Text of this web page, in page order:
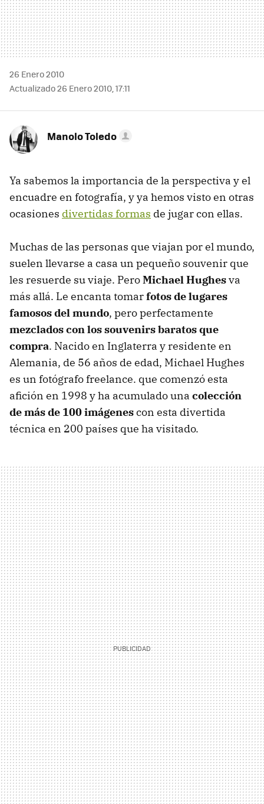
26 Enero 2010
Actualizado 26 Enero 2010, 17:11
Manolo Toledo
Ya sabemos la importancia de la perspectiva y el
encuadre en fotografía, y ya hemos visto en otras
ocasiones divertidas formas de jugar con ellas.
Muchas de las personas que viajan por el mundo,
suelen llevarse a casa un pequeño souvenir que
les resuerde su viaje. PeroMichael Hughesva
más allá. Le encanta tomarfotos de lugares
famosos del mundo, pero perfectamente
mezclados con los souvenirs baratos que
compra. Nacido en Inglaterra y residente en
Alemania, de 56 años de edad, Michael Hughes
es un fotógrafo freelance. que comenzó esta
afición en 1998 y ha acumulado una colección
de más de 100 imágenescon esta divertida
técnica en 200 países que ha visitado.